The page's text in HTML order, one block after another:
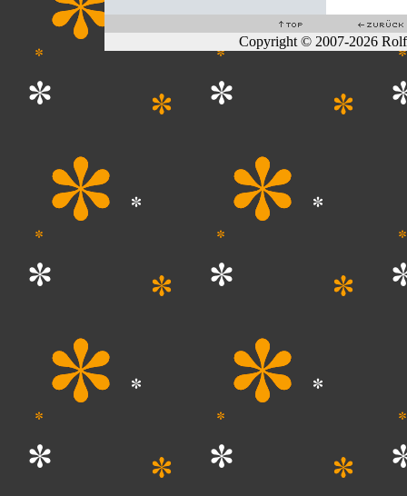
Copyright © 2007-2026